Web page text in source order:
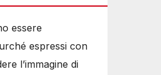
essere
espressi con
l’immagine di